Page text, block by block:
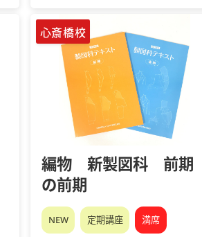
心斎橋校
編物 新製図科 前期
の前期
NEW 定期講座 満席